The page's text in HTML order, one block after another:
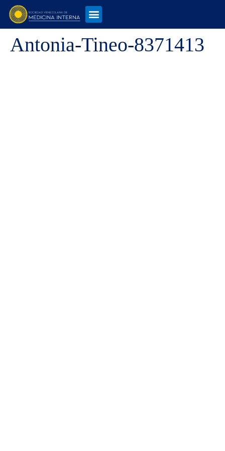
Antonia-Tineo-8371413